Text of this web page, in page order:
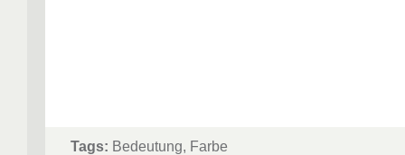
Tags: Bedeutung, Farbe